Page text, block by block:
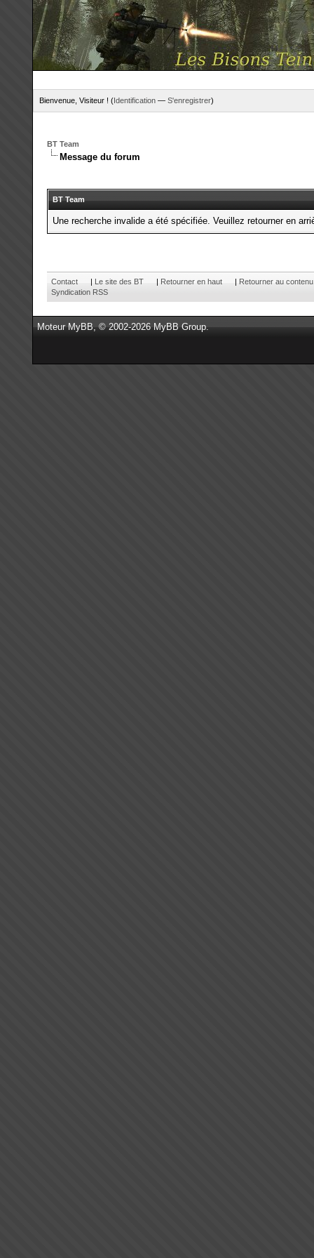
Bienvenue, Visiteur ! (Identification— S'enregistrer)
BT Team
Message du forum
BT Team
Une recherche invalide a été spécifiée. Veuillez retourner en
Contact | Le site des BT | Retourner en haut | Retourner au contenu
Syndication RSS
MoteurMyBB, © 2002-2026MyBB Group.